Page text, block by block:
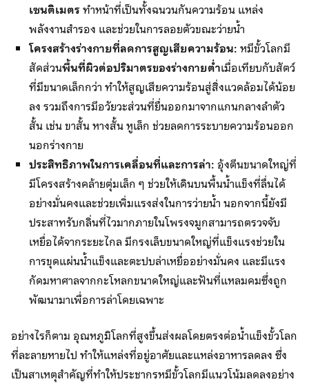
เซนติเมตรทำหน้าที่เป็นทั้งฉนวนกันความร้อน แหล่ง
พลังงานสำรอง และช่วยในการลอยตัวขณะว่ายน้ำ
โครงสร้างร่างกายที่ลดการสูญเสียความร้อน:หมีขั้วโลกมี
สัดส่วนพื้นที่ผิวต่อปริมาตรของร่างกายต่ำเมื่อเทียบกับสัตว์
ที่มีขนาดเล็กกว่า ทำให้สูญเสียความร้อนสู่สิ่งแวดล้อมได้น้อย
ลง รวมถึงการมีอวัยวะส่วนที่ยื่นออกมาจากแกนกลางลำตัว
สั้น เช่น ขาสั้น หางสั้น หูเล็ก ช่วยลดการระบายความร้อนออก
นอกร่างกาย
ประสิทธิภาพในการเคลื่อนที่และการล่า:อุ้งตีนขนาดใหญ่ที่
มีโครงสร้างคล้ายตุ่มเล็ก ๆ ช่วยให้เดินบนพื้นน้ำแข็งที่ลื่นได้
อย่างมั่นคงและช่วยเพิ่มแรงส่งในการว่ายน้ำ นอกจากนี้ยังมี
ประสาทรับกลิ่นที่ไวมากภายในโพรงจมูกสามารถตรวจจับ
เหยื่อได้จากระยะไกล มีกรงเล็บขนาดใหญ่ที่แข็งแรงช่วยใน
การขุดแผ่นน้ำแข็งและตะปบล่าเหยื่ออย่างมั่นคง และมีแรง
กัดมหาศาลจากกะโหลกขนาดใหญ่และฟันที่แหลมคมซึ่งถูก
พัฒนามาเพื่อการล่าโดยเฉพาะ
อย่างไรก็ตาม อุณหภูมิโลกที่สูงขึ้นส่งผลโดยตรงต่อน้ำแข็งขั้วโลก
ที่ละลายหายไป ทำให้แหล่งที่อยู่อาศัยและแหล่งอาหารลดลง ซึ่ง
เป็นสาเหตุสำคัญที่ทำให้ประชากรหมีขั้วโลกมีแนวโน้มลดลงอย่าง